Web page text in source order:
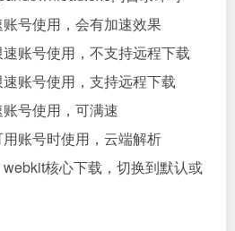
号使用，会有加速效果
账号使用，不支持远程下载
账号使用，支持远程下载
号使用，可满速
账号时使用，云端解析
核心下载，切换到默认或